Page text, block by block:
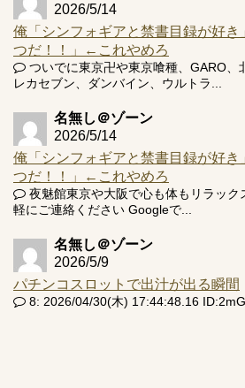
2026/5/14
俺「シンフォギアと禁書目録が好
つだ！！」←これやめろ
ついでに東京卍や東京喰種、GARO、
レカセブン、ダンバイン、ウルトラ...
名無し＠ゾーン
2026/5/14
俺「シンフォギアと禁書目録が好
つだ！！」←これやめろ
夜魅館東京や大阪で心も体もリラッ
軽にご連絡ください Googleで...
名無し＠ゾーン
2026/5/9
パチンコスロットで出汁が出る瞬間
8: 2026/04/30(木) 17:44:48.16